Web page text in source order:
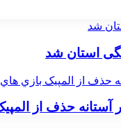
شد
استان شد
حذف از المپيک بازي
آستانه حذف از